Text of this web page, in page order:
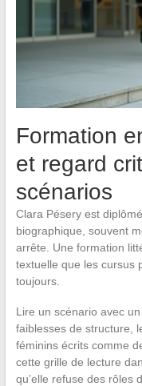
Formation
et regard
scénarios
Clara Pésery est
biographique, souvent
arrête. Une formation
textuelle que les cursus
toujours.
Lire un scénario avec
faiblesses de structure,
féminins écrits comme
cette grille de lecture
qu’elle refuse des rôles